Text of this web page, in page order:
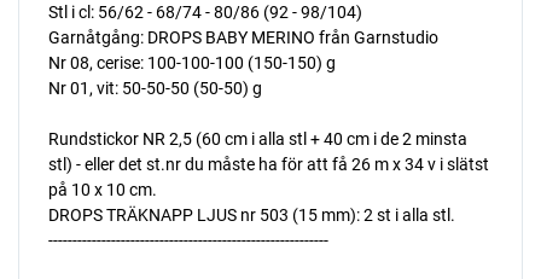
Stl i cl: 56/62 - 68/74 - 80/86 (92 - 98/104)
Garnåtgång: DROPS BABY MERINO från Garnstudio
Nr 08, cerise: 100-100-100 (150-150) g
Nr 01, vit: 50-50-50 (50-50) g
Rundstickor NR 2,5 (60 cm i alla stl + 40 cm i de 2 minsta
stl) - eller det st.nr du måste ha för att få 26 m x 34 v i slätst
på 10 x 10 cm.
DROPS TRÄKNAPP LJUS nr 503 (15 mm): 2 st i alla stl.
----------------------------------------------------------